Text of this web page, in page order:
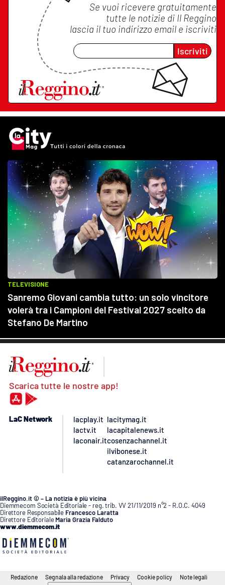
Se vuoi ricevere gratuitamente
tutte le notizie di Il Reggino
lascia il tuo indirizzo email e iscriviti
Iscriviti
Scarica tutte le nostre app!
LaC Network
lacplay.it
lactv.it
laconair.it
lacitymag.it
lacapitalenews.it
cosenzachannel.it
ilvibonese.it
catanzarochannel.it
ilReggino.it © – La notizia è più vicina
Diemmecom Società Editoriale - reg. trib. VV 21/11/2019 n°2 - R.O.C. 4049
Direttore Responsabile Francesco Laratta
Direttore Editoriale Maria Grazia Falduto
www.diemmecom.it
Redazione Segnala alla redazione Privacy Cookie policy Note legali